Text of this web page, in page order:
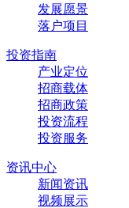
发展愿景
落户项目
投资指南
产业定位
招商载体
招商政策
投资流程
投资服务
资讯中心
新闻资讯
视频展示